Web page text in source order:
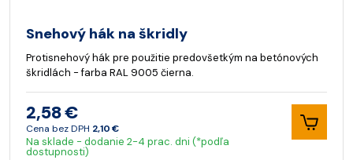
Snehový hák na škridly
Protisnehový hák pre použitie predovšetkým na betónových
škridlách - farba RAL 9005 čierna.
2,58 €
Cena bez DPH 2,10 €
Na sklade - dodanie 2-4 prac. dni (*podľa
dostupnosti)